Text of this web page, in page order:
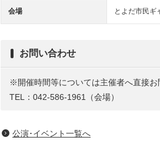
会場 とよだ市民ギ
お問い合わせ
※開催時間等については主催者へ直接お
TEL：042-586-1961（会場）
公演･イベント一覧へ